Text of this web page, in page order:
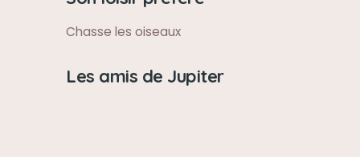
Chasse les oiseaux
Les amis de Jupiter